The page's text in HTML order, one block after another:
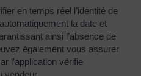
en temps réel l’identité de
la date et
ainsi l’absence de
également vous assurer
l’application vérifie